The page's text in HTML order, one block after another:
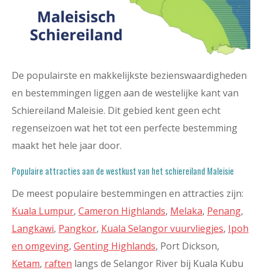
De populairste en makkelijkste bezienswaardigheden
en bestemmingen liggen aan de westelijke kant van
Schiereiland Maleisie. Dit gebied kent geen echt
regenseizoen wat het tot een perfecte bestemming
maakt het hele jaar door.
Populaire attracties aan de westkust van het schiereiland Maleisie
De meest populaire bestemmingen en attracties zijn:
Kuala Lumpur, Cameron Highlands, Melaka, Penang,
Langkawi, Pangkor, Kuala Selangor vuurvliegjes, Ipoh
en omgeving, Genting Highlands, Port Dickson,
Ketam, raften langs de Selangor River bij Kuala Kubu